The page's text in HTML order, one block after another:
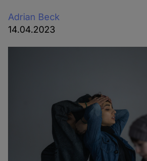
Adrian Beck
14.04.2023